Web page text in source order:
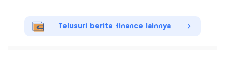
Telusuri berita finance lainnya